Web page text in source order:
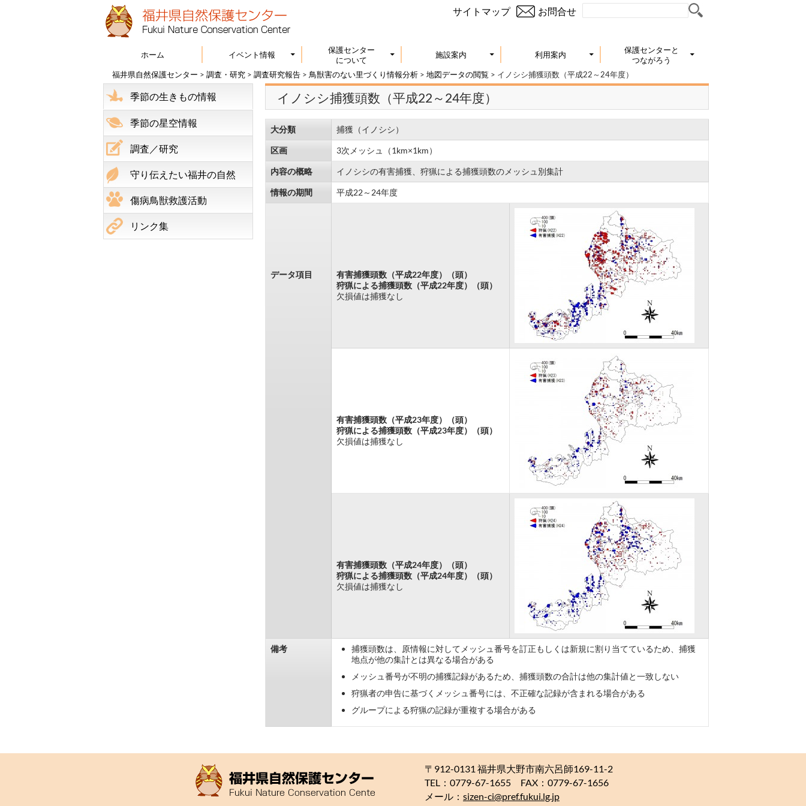
お問合せ
サイトマップ
ホーム イベント情報
保護センター
について
施設案内 利用案内
保護センターと
つながろう
福井県自然保護センター > 調査・研究 > 調査研究報告 > 鳥獣害のない里づくり情報分析 > 地図データの閲覧 > イノシシ捕獲頭数（平成22～24年度）
イノシシ捕獲頭数（平成22～24年度）
大分類 捕獲（イノシシ）
区画 3次メッシュ（1km×1km）
内容の概略 イノシシの有害捕獲、狩猟による捕獲頭数のメッシュ別集計
情報の期間 平成22～24年度
データ項目
有害捕獲頭数（平成22年度）（頭）
狩猟による捕獲頭数（平成22年度）（頭）
欠損値は捕獲なし
有害捕獲頭数（平成23年度）（頭）
狩猟による捕獲頭数（平成23年度）（頭）
欠損値は捕獲なし
有害捕獲頭数（平成24年度）（頭）
狩猟による捕獲頭数（平成24年度）（頭）
欠損値は捕獲なし
備考
捕獲頭数は、原情報に対してメッシュ番号を訂正もしくは新規に割り当てているため、捕獲
地点が他の集計とは異なる場合がある
メッシュ番号が不明の捕獲記録があるため、捕獲頭数の合計は他の集計値と一致しない
狩猟者の申告に基づくメッシュ番号には、不正確な記録が含まれる場合がある
グループによる狩猟の記録が重複する場合がある
季節の生きもの情報
季節の星空情報
調査／研究
守り伝えたい福井の自然
傷病鳥獣救護活動
リンク集
〒912-0131 福井県大野市南六呂師169-11-2
TEL：0779-67-1655 FAX：0779-67-1656
メール： sizen-ci@pref.fukui.lg.jp